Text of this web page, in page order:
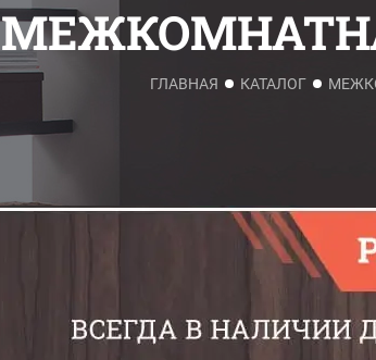
Задвижки
ГЛАВНАЯ КАТАЛОГ